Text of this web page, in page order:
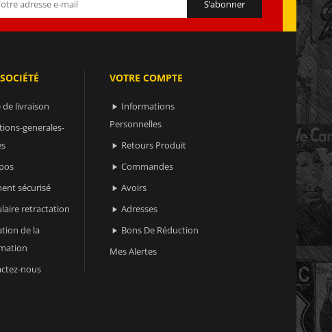
de livraison
generales-
sécurisé
retractation
de la
nous
VOTRE COMPTE
 Informations
Personnelles
 Retours Produit
 Commandes
 Avoirs
 Adresses
 Bons De Réduction
Mes Alertes